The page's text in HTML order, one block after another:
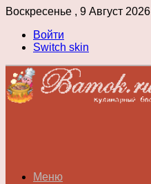
Воскресенье , 9 Август 2026
Войти
Switch skin
Меню